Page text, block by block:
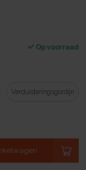
Op voorraad
Verduisteringsgordijn